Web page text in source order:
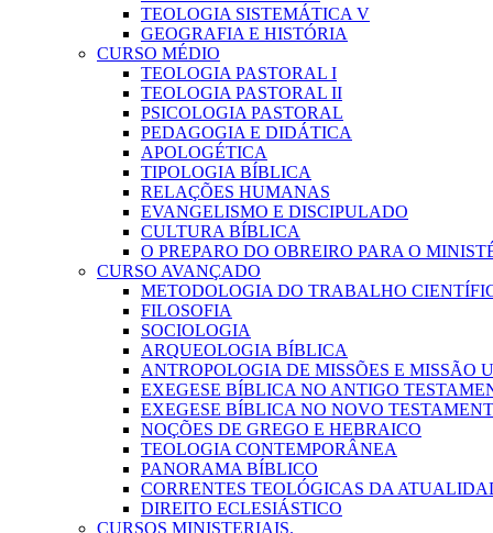
TEOLOGIA SISTEMÁTICA V
GEOGRAFIA E HISTÓRIA
CURSO MÉDIO
TEOLOGIA PASTORAL I
TEOLOGIA PASTORAL II
PSICOLOGIA PASTORAL
PEDAGOGIA E DIDÁTICA
APOLOGÉTICA
TIPOLOGIA BÍBLICA
RELAÇÕES HUMANAS
EVANGELISMO E DISCIPULADO
CULTURA BÍBLICA
O PREPARO DO OBREIRO PARA O
CURSO AVANÇADO
METODOLOGIA DO TRABALHO
FILOSOFIA
SOCIOLOGIA
ARQUEOLOGIA BÍBLICA
ANTROPOLOGIA DE MISSÕES E MISSÃO
EXEGESE BÍBLICA NO ANTIGO
EXEGESE BÍBLICA NO NOVO
NOÇÕES DE GREGO E HEBRAICO
TEOLOGIA CONTEMPORÂNEA
PANORAMA BÍBLICO
CORRENTES TEOLÓGICAS DA
DIREITO ECLESIÁSTICO
CURSOS MINISTERIAIS.